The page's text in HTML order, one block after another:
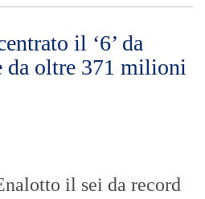
il ‘6’ da
da oltre 371 milioni
il sei da record